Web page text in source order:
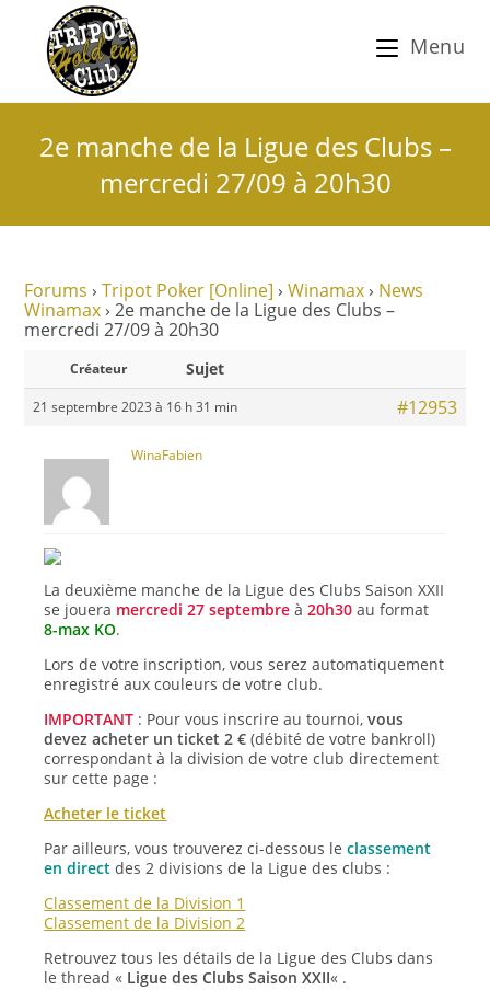
Menu
2e manche de la Ligue des Clubs –
mercredi 27/09 à 20h30
Forums › Tripot Poker [Online] › Winamax › News
Winamax › 2e manche de la Ligue des Clubs –
mercredi 27/09 à 20h30
Créateur Sujet
21 septembre 2023 à 16 h 31 min #12953
WinaFabien
La deuxième manche de la Ligue des Clubs Saison XXII
se jouera mercredi 27 septembre à20h30 au format
8-max KO.
Lors de votre inscription, vous serez automatiquement
enregistré aux couleurs de votre club.
IMPORTANT : Pour vous inscrire au tournoi,vous
devez acheter un ticket 2 € (débité de votre bankroll)
correspondant à la division de votre club directement
sur cette page :
Acheter le ticket
Par ailleurs, vous trouverez ci-dessous leclassement
en direct des 2 divisions de la Ligue des clubs :
Classement de la Division 1
Classement de la Division 2
Retrouvez tous les détails de la Ligue des Clubs dans
le thread « Ligue des Clubs Saison XXII« .